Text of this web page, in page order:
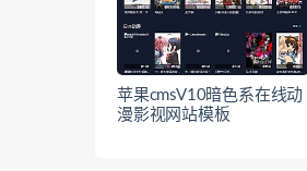
苹果cmsV10暗色系在线动
漫影视网站模板